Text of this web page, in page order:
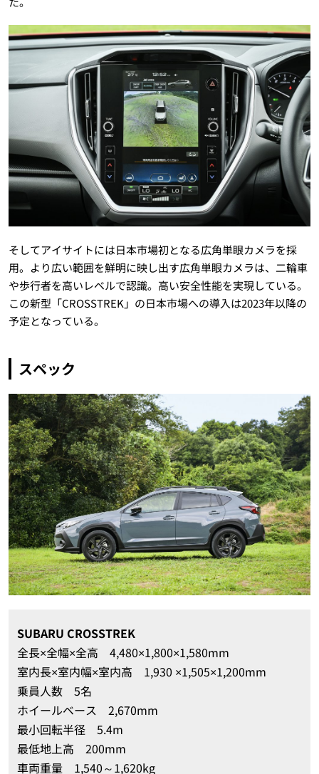
そしてアイサイトには日本市場初となる広角単眼カメラを採
用。より広い範囲を鮮明に映し出す広角単眼カメラは、二輪車
や歩行者を高いレベルで認識。高い安全性能を実現している。
この新型「CROSSTREK」の日本市場への導入は2023年以降の
予定となっている。
スペック
SUBARU CROSSTREK
全長×全幅×全高 4,480×1,800×1,580mm
室内長×室内幅×室内高 1,930 ×1,505×1,200mm
乗員人数 5名
ホイールベース 2,670mm
最小回転半径 5.4m
最低地上高 200mm
車両重量 1,540～1,620kg